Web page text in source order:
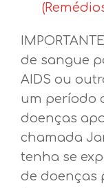
de sangue
AIDS ou
um período
doenças
chamada
tenha se
de doenças